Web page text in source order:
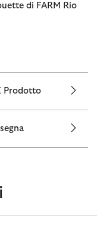
di FARM Rio
Prodotto